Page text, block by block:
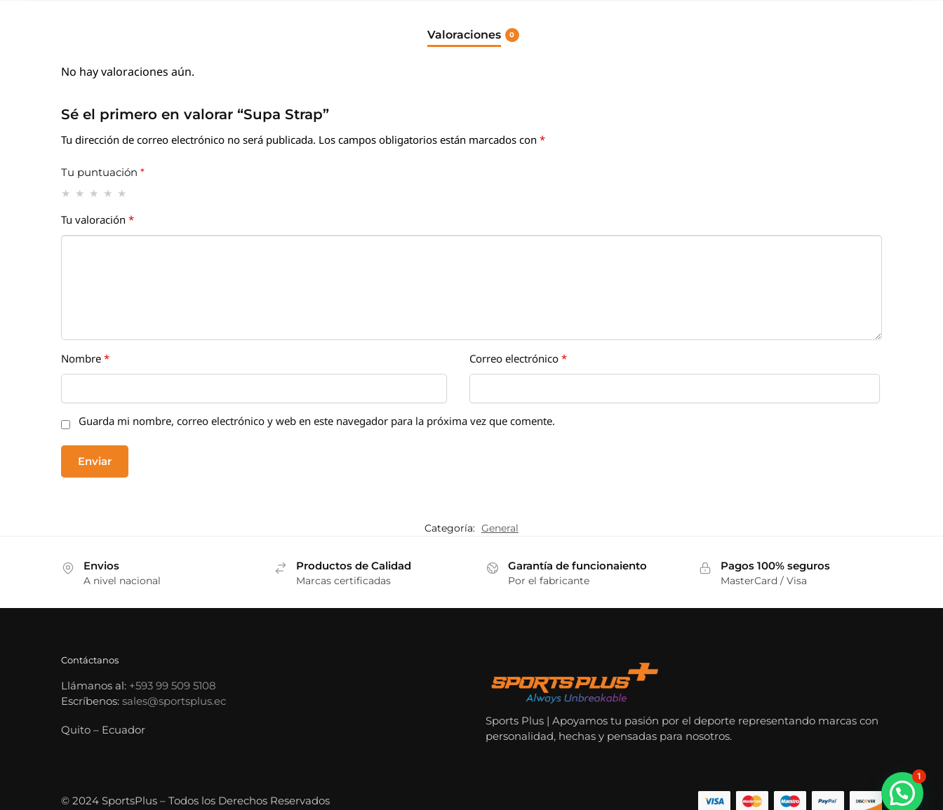
Valoraciones 0
No hay valoraciones aún.
Sé el primero en valorar “Supa Strap”
Tu dirección de correo electrónico no será publicada.Los campos obligatorios están marcados con*
Tu puntuación*
Tu valoración*
Nombre* Correo electrónico*
Guarda mi nombre, correo electrónico y web en este navegador para la próxima vez que comente.
Categoría: General
Envios
A nivel nacional
Productos de Calidad
Marcas certificadas
Garantía de funcionaiento
Por el fabricante
Pagos 100% seguros
MasterCard / Visa
Contáctanos
Llámanos al: +593 99 509 5108
Escríbenos: sales@sportsplus.ec
Quito – Ecuador
Sports Plus | Apoyamos tu pasión por el deporte representando marcas con
personalidad, hechas y pensadas para nosotros.
© 2024 SportsPlus – Todos los Derechos Reservados
1